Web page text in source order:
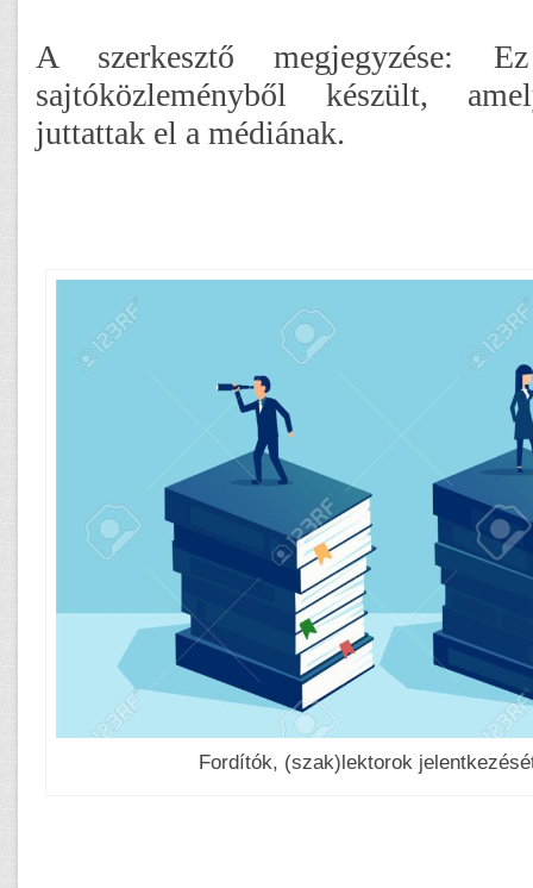
A szerkesztő
sajtóközleményből készült,
juttattak el a médiának.
Fordítók, (szak)lektorok